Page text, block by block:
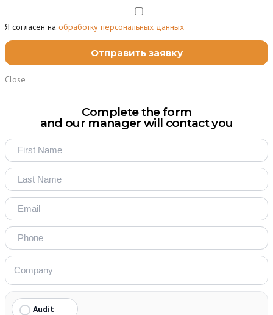
Я согласен на обработку персональных данных
Close
Complete the form
and our manager will contact you
Audit